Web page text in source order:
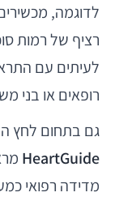
לדוגמה,
רציף של רמות
לעיתים עם
רופאים או בני
גם בתחום לחץ
HeartGuide
מדידה רפואי